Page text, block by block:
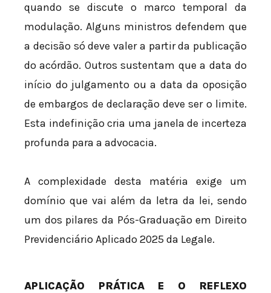
quando se discute o marco temporal da
modulação. Alguns ministros defendem que
a decisão só deve valer a partir da publicação
do acórdão. Outros sustentam que a data do
início do julgamento ou a data da oposição
de embargos de declaração deve ser o limite.
Esta indefinição cria uma janela de incerteza
profunda para a advocacia.
A complexidade desta matéria exige um
domínio que vai além da letra da lei, sendo
um dos pilares da Pós-Graduação em Direito
Previdenciário Aplicado 2025 da Legale.
APLICAÇÃO PRÁTICA E O REFLEXO